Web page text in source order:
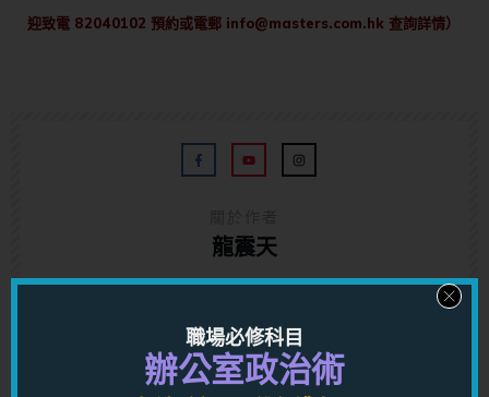
迎致電 82040102 預約或電郵 info@masters.com.hk 查詢詳情）
龍震天
龍震天，玄學家，作家，擅長替客人分析感情問題，
推算姻緣運，一生運程，同一時間也是課程講師；出
版書籍超過三十本，題材包括心理學，身體語言，行
為解碼學，男女感情技巧，男女感情個案分析，感情
職場必修科目
辦公室政治術